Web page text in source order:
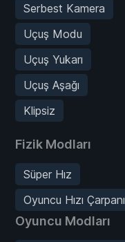
Serbest Kamera
Uçuş Modu
Uçuş Yukarı
Uçuş Aşağı
Klipsiz
Fizik Modları
Süper Hız
Oyuncu Hızı Çarpanı
Oyuncu Modları